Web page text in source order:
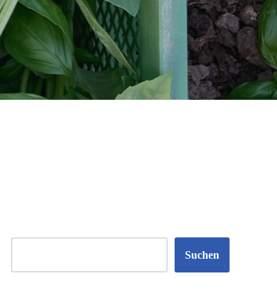
Suchen